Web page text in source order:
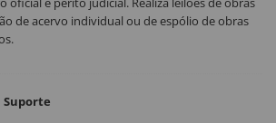
de acervo individual ou de espólio de obras
Suporte